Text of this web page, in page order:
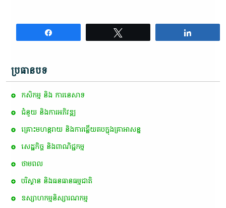
ប្រធានបទ
កសិកម្ម​ និង​ ការ​នេ​សាទ​
ជំនួយ និងការអភិវឌ្ឍ
គ្រោះមហន្តរាយ និងការឆ្លើយតបក្នុងគ្រាអាសន្ន
សេដ្ឋកិច្ច និងពាណិជ្ជកម្ម
ថាមពល
បរិស្ថាន និងធនធានធម្មជាតិ
ឧស្សាហកម្មនិស្សារណកម្ម